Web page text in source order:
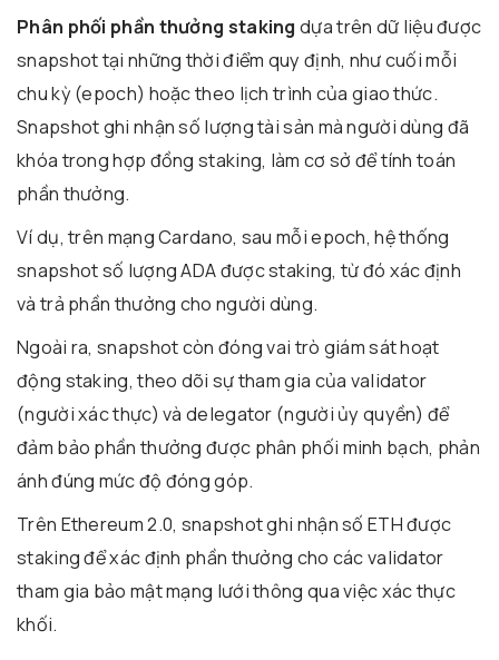
Phân phối phần thưởng staking dựa trên dữ liệu được
snapshot tại những thời điểm quy định, như cuối mỗi
chu kỳ (epoch) hoặc theo lịch trình của giao thức.
Snapshot ghi nhận số lượng tài sản mà người dùng đã
khóa trong hợp đồng staking, làm cơ sở để tính toán
phần thưởng.
Ví dụ, trên mạng Cardano, sau mỗi epoch, hệ thống
snapshot số lượng ADA được staking, từ đó xác định
và trả phần thưởng cho người dùng.
Ngoài ra, snapshot còn đóng vai trò giám sát hoạt
động staking, theo dõi sự tham gia của validator
(người xác thực) và delegator (người ủy quyền) để
đảm bảo phần thưởng được phân phối minh bạch, phản
ánh đúng mức độ đóng góp.
Trên Ethereum 2.0, snapshot ghi nhận số ETH được
staking để xác định phần thưởng cho các validator
tham gia bảo mật mạng lưới thông qua việc xác thực
khối.